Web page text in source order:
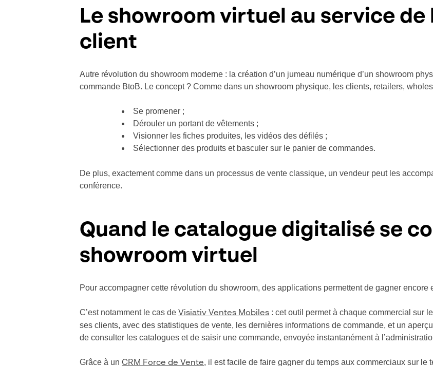
Le showroom virtuel au service de
client
Autre révolution du showroom moderne : la création d’un jumeau numérique d’un showroom
commande BtoB. Le concept ? Comme dans un showroom physique, les clients, retailers,
Se promener ;
Dérouler un portant de vêtements ;
Visionner les fiches produites, les vidéos des défilés ;
Sélectionner des produits et basculer sur le panier de commandes.
De plus, exactement comme dans un processus de vente classique, un vendeur peut les
conférence.
Quand le catalogue digitalisé se
showroom virtuel
Pour accompagner cette révolution du showroom, des applications permettent de gagner encore
C’est notamment le cas deVisiativ Ventes Mobiles : cet outil permet à chaque commercial sur
ses clients, avec des statistiques de vente, les dernières informations de commande, et un
de consulter les catalogues et de saisir une commande, envoyée instantanément à
Grâce à unCRM Force de Vente, il est facile de faire gagner du temps aux commerciaux sur